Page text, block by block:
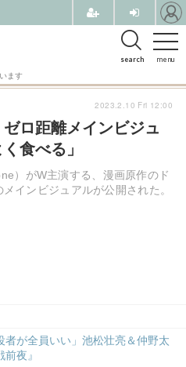
menu
search
ます
ロ距離メインビジュ
食べる」
）がW主演する、漫画原作のド
インビジュアルが公開された。
者が全員いい」池松壮亮＆仲野太
夜』
2023.2.10 Fri 12:00